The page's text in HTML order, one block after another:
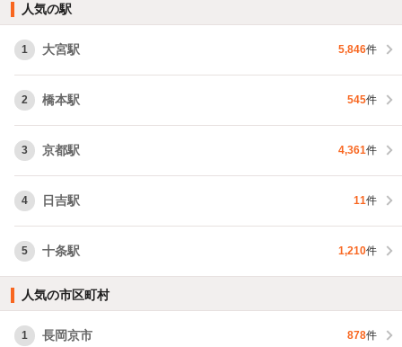
人気の駅
1 大宮駅 5,846件
2 橋本駅 545件
3 京都駅 4,361件
4 日吉駅 11件
5 十条駅 1,210件
人気の市区町村
1 長岡京市 878件